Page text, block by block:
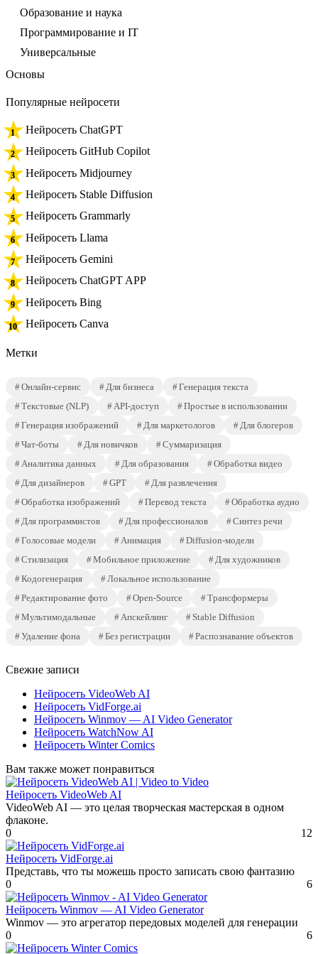
Образование и наука
Программирование и IT
Универсальные
Основы
Популярные нейросети
Нейросеть ChatGPT
Нейросеть GitHub Copilot
Нейросеть Midjourney
Нейросеть Stable Diffusion
Нейросеть Grammarly
Нейросеть Llama
Нейросеть Gemini
Нейросеть ChatGPT APP
Нейросеть Bing
Нейросеть Canva
Метки
Онлайн-сервис Для бизнеса
Генерация текста
Текстовые (NLP)
API-доступ
Простые в использовании
Генерация изображений
Для маркетологов
Для блогеров
Чат-боты
Для новичков
Суммаризация
Аналитика данных
Для образования
Обработка видео
Для дизайнеров
GPT
Для развлечения
Обработка изображений
Перевод текста
Обработка аудио
Для программистов
Для профессионалов
Синтез речи
Голосовые модели
Анимация
Diffusion-модели
Стилизация
Мобильное приложение
Для художников
Кодогенерация
Локальное использование
Редактирование фото
Open-Source
Трансформеры
Мультимодальные
Апскейлинг
Stable Diffusion
Удаление фона
Без регистрации Распознавание объектов
Свежие записи
Нейросеть VideoWeb AI
Нейросеть VidForge.ai
Нейросеть Winmov — AI Video Generator
Нейросеть WatchNow AI
Нейросеть Winter Comics
Вам также может понравиться
Нейросеть VideoWeb AI
VideoWeb AI — это целая творческая мастерская в одном
флаконе.
0
12
Нейросеть VidForge.ai
Представь, что ты можешь просто записать свою фантазию
0
6
Нейросеть Winmov — AI Video Generator
Winmov — это агрегатор передовых моделей для генерации
0
6